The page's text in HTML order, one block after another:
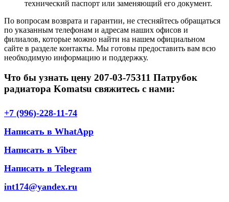
технический паспорт или заменяющий его документ.
По вопросам возврата и гарантии, не стесняйтесь обращаться
по указанным телефонам и адресам наших офисов и
филиалов, которые можно найти на нашем официальном
сайте в разделе контакты. Мы готовы предоставить вам всю
необходимую информацию и поддержку.
Что бы узнать цену 207-03-75311 Патрубок
радиатора Komatsu свяжитесь с нами:
+7 (996)-228-11-74
Написать в WhatApp
Написать в Viber
Написать в Telegram
int174@yandex.ru